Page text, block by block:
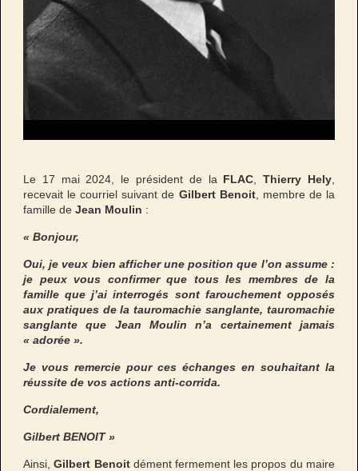
Le 17 mai 2024, le président de la FLAC ,Thierry Hely,
recevait le courriel suivant de Gilbert Benoit, membre de la
famille deJean Moulin :
« Bonjour,
Oui, je veux bien afficher une position que l’on assume :
je peux vous confirmer que tous les membres de la
famille que j’ai interrogés sont farouchement opposés
aux pratiques de la tauromachie sanglante, tauromachie
sanglante que Jean Moulin n’a certainement jamais
« adorée ».
Je vous remercie pour ces échanges en souhaitant la
réussite de vos actions anti-corrida.
Cordialement,
Gilbert BENOIT »
Ainsi,Gilbert Benoitdément fermement les propos du maire